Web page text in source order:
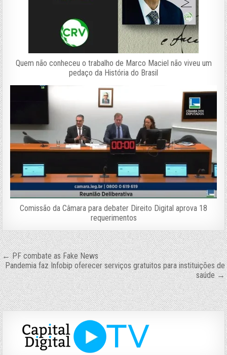
Quem não conheceu o trabalho de Marco Maciel não viveu um
pedaço da História do Brasil
Comissão da Câmara para debater Direito Digital aprova 18
requerimentos
Navegação
de
Post
← PF combate as Fake News
Pandemia faz Infobip oferecer serviços gratuitos para instituições de
saúde →